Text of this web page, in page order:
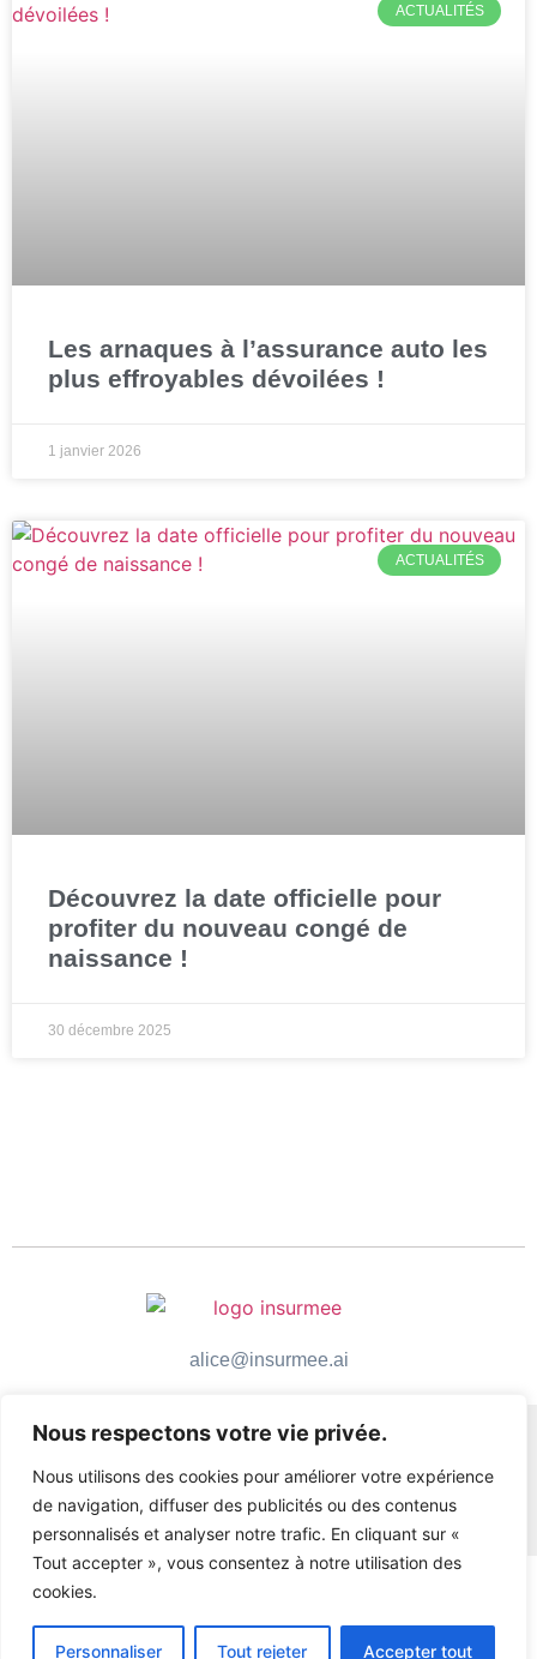
Nous respectons votre vie privée.
Nous utilisons des cookies pour améliorer votre expérience
de navigation, diffuser des publicités ou des contenus
personnalisés et analyser notre trafic. En cliquant sur «
Tout accepter », vous consentez à notre utilisation des
cookies.
Personnaliser Tout rejeter Accepter tout
ACTUALITÉS
Les arnaques à l’assurance auto les
plus effroyables dévoilées !
1 janvier 2026
ACTUALITÉS
Découvrez la date officielle pour
profiter du nouveau congé de
naissance !
30 décembre 2025
alice@insurmee.ai